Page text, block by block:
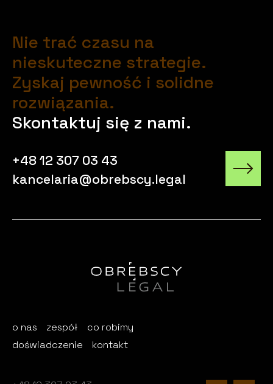
Nie trać czasu na
nieskuteczne strategie.
Zyskaj pewność i solidne
rozwiązania.
Skontaktuj się z nami.
+48 12 307 03 43
kancelaria@obrebscy.legal
o nas zespół
co robimy
doświadczenie
kontakt